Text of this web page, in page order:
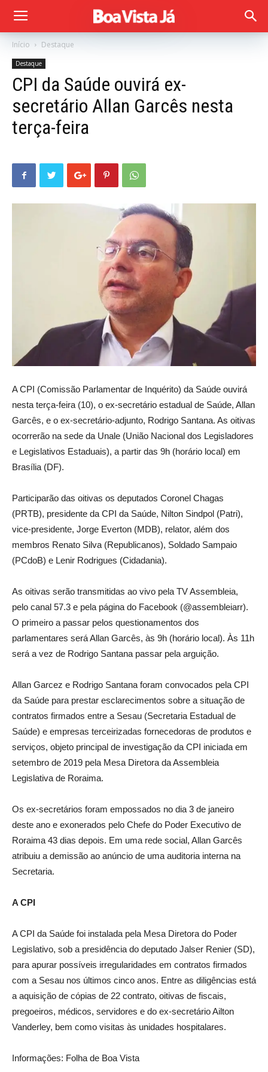
Início Destaque
Destaque
CPI da Saúde ouvirá ex-
secretário Allan Garcês nesta
terça-feira
A CPI (Comissão Parlamentar de Inquérito) da Saúde ouvirá
nesta terça-feira (10), o ex-secretário estadual de Saúde, Allan
Garcês, e o ex-secretário-adjunto, Rodrigo Santana. As oitivas
ocorrerão na sede da Unale (União Nacional dos Legisladores
e Legislativos Estaduais), a partir das 9h (horário local) em
Brasília (DF).
Participarão das oitivas os deputados Coronel Chagas
(PRTB), presidente da CPI da Saúde, Nilton Sindpol (Patri),
vice-presidente, Jorge Everton (MDB), relator, além dos
membros Renato Silva (Republicanos), Soldado Sampaio
(PCdoB) e Lenir Rodrigues (Cidadania).
As oitivas serão transmitidas ao vivo pela TV Assembleia,
pelo canal 57.3 e pela página do Facebook (@assembleiarr).
O primeiro a passar pelos questionamentos dos
parlamentares será Allan Garcês, às 9h (horário local). Às 11h
será a vez de Rodrigo Santana passar pela arguição.
Allan Garcez e Rodrigo Santana foram convocados pela CPI
da Saúde para prestar esclarecimentos sobre a situação de
contratos firmados entre a Sesau (Secretaria Estadual de
Saúde) e empresas terceirizadas fornecedoras de produtos e
serviços, objeto principal de investigação da CPI iniciada em
setembro de 2019 pela Mesa Diretora da Assembleia
Legislativa de Roraima.
Os ex-secretários foram empossados no dia 3 de janeiro
deste ano e exonerados pelo Chefe do Poder Executivo de
Roraima 43 dias depois. Em uma rede social, Allan Garcês
atribuiu a demissão ao anúncio de uma auditoria interna na
Secretaria.
A CPI
A CPI da Saúde foi instalada pela Mesa Diretora do Poder
Legislativo, sob a presidência do deputado Jalser Renier (SD),
para apurar possíveis irregularidades em contratos firmados
com a Sesau nos últimos cinco anos. Entre as diligências está
a aquisição de cópias de 22 contrato, oitivas de fiscais,
pregoeiros, médicos, servidores e do ex-secretário Ailton
Vanderley, bem como visitas às unidades hospitalares.
Informações: Folha de Boa Vista